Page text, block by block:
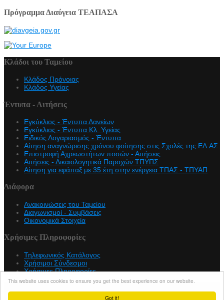
Got it!
This website uses cookies to ensure you get the best experience on our website.
Πρόγραμμα Διαύγεια ΤΕΑΠΑΣΑ
Κλάδοι του Ταμείου
Κλάδος Πρόνοιας
Κλάδος Υγείας
Έντυπα - Αιτήσεις
Εγκύκλιος - Έντυπα Δανείων
Εγκύκλιος - Έντυπα Κλ. Υγείας
Eιδικός Λογαριασμός - Έντυπα
Αίτηση αναγνώρισης χρόνου φοίτησης στις Σχολές της ΕΛ.ΑΣ.
Επιστροφή Αχρεωστήτων ποσών - Αιτήσεις
Αιτήσεις - Δικαιολογητικά Παροχών ΤΠΥΠΣ
Αίτηση για εφάπαξ με 35 έτη στην ενέργεια ΤΠΑΣ - ΤΠΥΑΠ
Διάφορα
Ανακοινώσεις του Ταμείου
Διαγωνισμοί - Συμβάσεις
Οικονομικά Στοιχεία
Χρήσιμες Πληροφορίες
Τηλεφωνικός Κατάλογος
Χρήσιμοι Σύνδεσμοι
Χρήσιμες Πληροφορίες
Copyright © 2026 teapasa.gr. All Rights Reserved.
Joomla!is Free Software released under theGNU General Public